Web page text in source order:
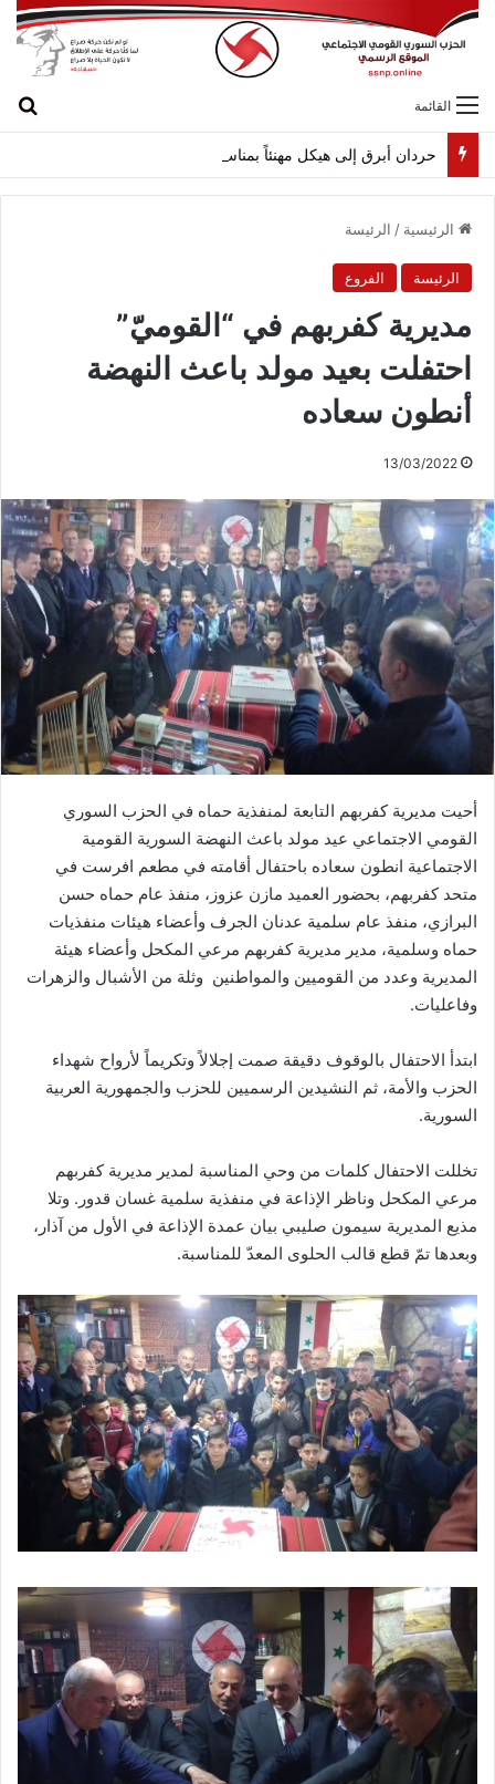
القائمة
حردان أبرق إلى هيكل مهنئاً بمناسبة عيد الجيش
الرئيسية / الرئيسة
الرئيسة الفروع
مديرية كفربهم في “القوميّ”
احتفلت بعيد مولد باعث النهضة
أنطون سعاده
13/03/2022
أحيت مديرية كفربهم التابعة لمنفذية حماه في الحزب السوري
القومي الاجتماعي عيد مولد باعث النهضة السورية القومية
الاجتماعية انطون سعاده باحتفال أقامته في مطعم افرست في
متحد كفربهم، بحضور العميد مازن عزوز، منفذ عام حماه حسن
البرازي، منفذ عام سلمية عدنان الجرف وأعضاء هيئات منفذيات
حماه وسلمية، مدير مديرية كفربهم مرعي المكحل وأعضاء هيئة
المديرية وعدد من القوميين والمواطنين وثلة من الأشبال والزهرات
وفاعليات.
ابتدأ الاحتفال بالوقوف دقيقة صمت إجلالاً وتكريماً لأرواح شهداء
الحزب والأمة، ثم النشيدين الرسميين للحزب والجمهورية العربية
السورية.
تخللت الاحتفال كلمات من وحي المناسبة لمدير مديرية كفربهم
مرعي المكحل وناظر الإذاعة في منفذية سلمية غسان قدور. وتلا
مذيع المديرية سيمون صليبي بيان عمدة الإذاعة في الأول من آذار،
وبعدها تمّ قطع قالب الحلوى المعدّ للمناسبة.